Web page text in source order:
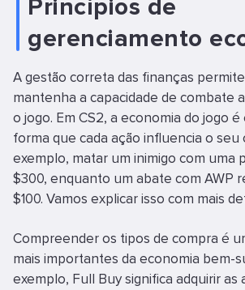
Princípios de
gerenciamento
A gestão correta das finanças
mantenha a capacidade de combate
o jogo. Em CS2, a economia do jogo
forma que cada ação influencia o
exemplo, matar um inimigo com uma
$300, enquanto um abate com AWP
$100. Vamos explicar isso com mais
Compreender os tipos de compra é
mais importantes da economia bem-
exemplo, Full Buy significa adquirir as